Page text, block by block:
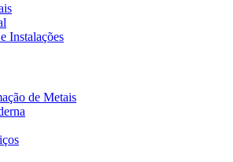
Instalações
de Metais